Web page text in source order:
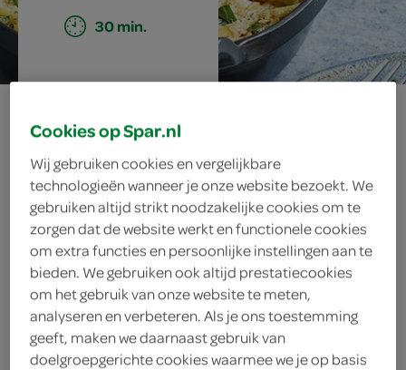
30 min.
aardappelgratin
met vlaamse
karbonade en
wokgroente
ingrediënten
Cookies op Spar.nl
Wij gebruiken cookies en vergelijkbare
technologieën wanneer je onze website bezoekt. We
gebruiken altijd strikt noodzakelijke cookies om te
zorgen dat de website werkt en functionele cookies
om extra functies en persoonlijke instellingen aan te
bieden. We gebruiken ook altijd prestatiecookies
om het gebruik van onze website te meten,
analyseren en verbeteren. Als je ons toestemming
geeft, maken we daarnaast gebruik van
doelgroepgerichte cookies waarmee we je op basis